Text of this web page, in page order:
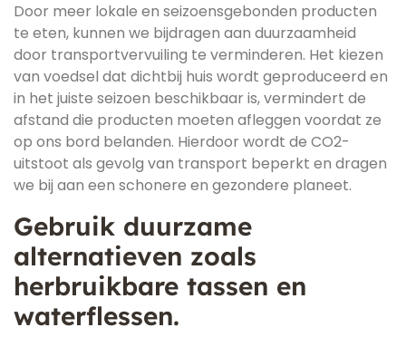
Door meer lokale en seizoensgebonden producten
te eten, kunnen we bijdragen aan duurzaamheid
door transportvervuiling te verminderen. Het kiezen
van voedsel dat dichtbij huis wordt geproduceerd en
in het juiste seizoen beschikbaar is, vermindert de
afstand die producten moeten afleggen voordat ze
op ons bord belanden. Hierdoor wordt de CO2-
uitstoot als gevolg van transport beperkt en dragen
we bij aan een schonere en gezondere planeet.
Gebruik duurzame
alternatieven zoals
herbruikbare tassen en
waterflessen.